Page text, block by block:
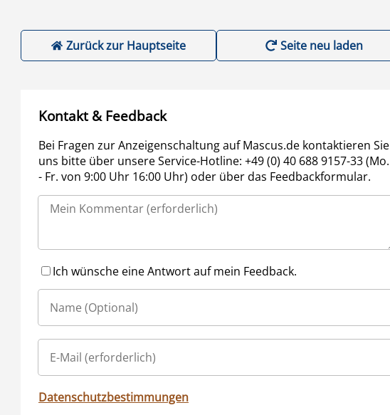
Zurück zur Hauptseite Seite neu laden
Kontakt & Feedback
Bei Fragen zur Anzeigenschaltung auf Mascus.de kontaktieren Sie
uns bitte über unsere Service-Hotline: +49 (0) 40 688 9157-33 (Mo.
- Fr. von 9:00 Uhr 16:00 Uhr) oder über das Feedbackformular.
Ich wünsche eine Antwort auf mein Feedback.
Datenschutzbestimmungen